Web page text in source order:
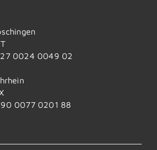
0024 0049 02
0077 0201 88